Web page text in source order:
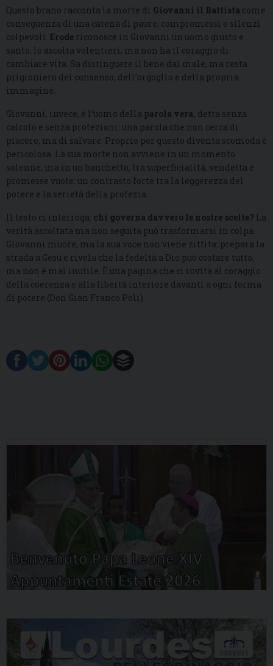
Questo brano racconta la morte di Giovanni il Battista come
conseguenza di una catena di paure, compromessi e silenzi
colpevoli. Erode riconosce in Giovanni un uomo giusto e
santo, lo ascolta volentieri, ma non ha il coraggio di
cambiare vita. Sa distinguere il bene dal male, ma resta
prigioniero del consenso, dell’orgoglio e della propria
immagine.
Giovanni, invece, è l’uomo della parola vera, detta senza
calcolo e senza protezioni: una parola che non cerca di
piacere, ma di salvare. Proprio per questo diventa scomoda e
pericolosa. La sua morte non avviene in un momento
solenne, ma in un banchetto, tra superficialità, vendetta e
promesse vuote: un contrasto forte tra la leggerezza del
potere e la serietà della profezia.
Il testo ci interroga: chi governa davvero le nostre scelte? La
verità ascoltata ma non seguita può trasformarsi in colpa.
Giovanni muore, ma la sua voce non viene zittita: prepara la
strada a Gesù e rivela che la fedeltà a Dio può costare tutto,
ma non è mai inutile. È una pagina che ci invita al coraggio
della coerenza e alla libertà interiore davanti a ogni forma
di potere (Don Gian Franco Poli).